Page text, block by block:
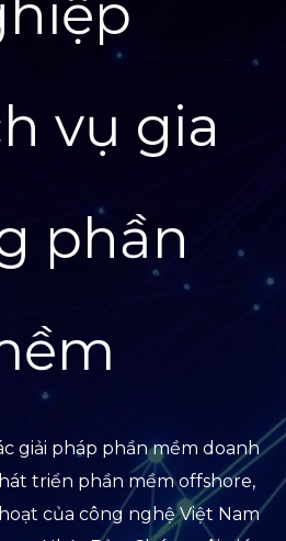
vụ gia
phần
giải pháp phần mềm doanh
triển phần mềm offshore,
của công nghệ Việt Nam